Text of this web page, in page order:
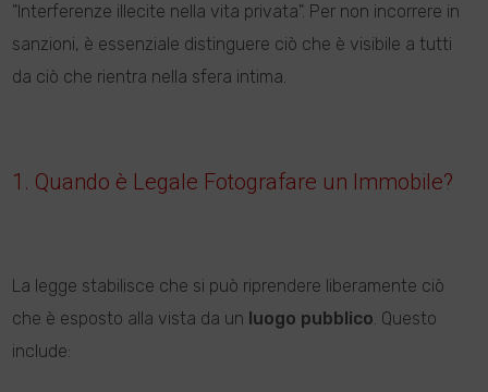
"Interferenze illecite nella vita privata". Per non incorrere in
sanzioni, è essenziale distinguere ciò che è visibile a tutti
da ciò che rientra nella sfera intima.
1. Quando è Legale Fotografare un Immobile?
La legge stabilisce che si può riprendere liberamente ciò
che è esposto alla vista da un luogo pubblico. Questo
include: